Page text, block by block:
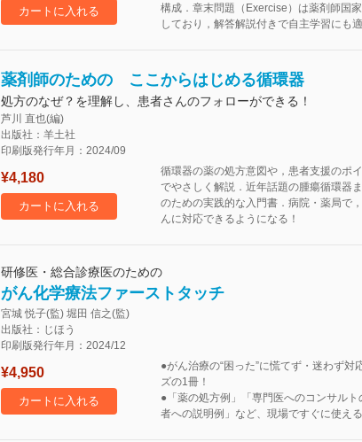
カートに入れる
構成．章末問題（Exercise）は薬剤師国
しており，解答解説付きで自主学習にも
薬剤師のための ここからはじめる循環器
処方のなぜ？を理解し、患者さんのフォローができる！
芦川 直也(編)
出版社：羊土社
印刷版発行年月：2024/09
¥4,180
カートに入れる
循環器の薬の処方意図や，患者支援のポ
でやさしく解説．近年話題の腫瘍循環器
のための実践的な入門書．病院・薬局で
んに対応できるようになる！
研修医・総合診療医のための
がん化学療法ファーストタッチ
宮城 悦子(監) 堀田 信之(監)
出版社：じほう
印刷版発行年月：2024/12
¥4,950
カートに入れる
●がん治療の“困った”に慌てず・迷わず対
ズの1冊！
●「薬の処方例」「専門医へのコンサル
者への説明例」など、現場ですぐに使え